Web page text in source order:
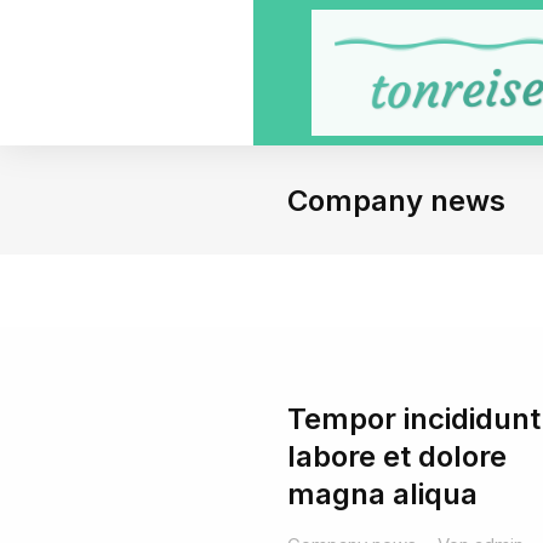
Company news
Tempor
labore et dolore
magna aliqua